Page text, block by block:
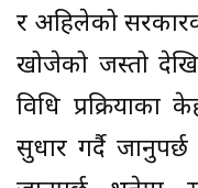
र अहिलेको
खोजेको जस्तो
विधि
सुधार गर्दै जानुपर्छ